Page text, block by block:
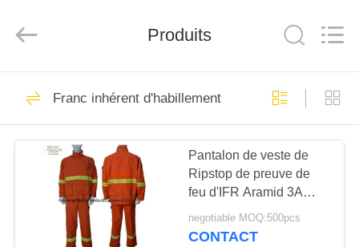
MAISON
PRODUITS
SUJET
Textiles&Garments
Co.Ltd.
Reserved.
Combinaisons de
coton de franc
Produits
Franc inhérent d'habillement
Pantalon de veste de
Ripstop de preuve de
feu d'IFR Aramid 3A
avec les bandes
respectives
negotiable MOQ:500pcs
CONTACT